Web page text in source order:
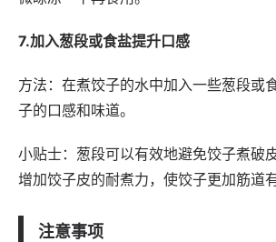
7.加入葱段或食盐提升口感
方法：在煮饺子的水中加入一些葱段或
子的口感和味道。
小贴士：葱段可以有效地避免饺子煮破
增加饺子皮的耐煮力，使饺子更加筋道有
注意事项